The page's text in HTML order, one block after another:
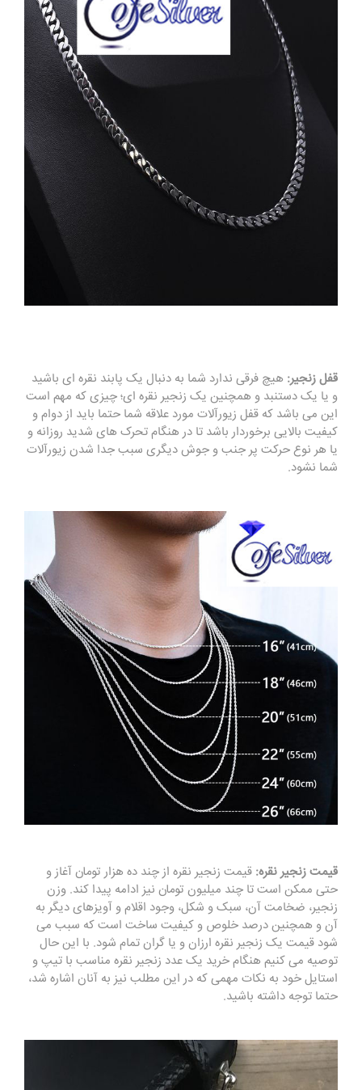
قفلزنجیر: هیچ فرقی ندارد شما به دنبال یک پابند نقره ای باشید
و یا یک دستنبد و همچنین یک زنجیر نقره ای؛ چیزی که مهم است
این می باشد که قفل زیورآلات مورد علاقه شما حتما باید از دوام و
کیفیت بالایی برخوردار باشد تا در هنگام تحرک های شدید روزانه و
یا هر نوع حرکت پر جنب و جوش دیگری سبب جدا شدن زیورآلات
شما نشود.
قیمت زنجیر نقره: قیمت زنجیر نقره از چند ده هزار تومان آغاز و
حتی ممکن است تا چند میلیون تومان نیز ادامه پیدا کند. وزن
زنجیر، ضخامت آن، سبک و شکل، وجود اقلام و آویزهای دیگر به
آن و همچنین درصد خلوص و کیفیت ساخت است که سبب می
شود قیمت یک زنجیر نقره ارزان و یا گران تمام شود. با این حال
توصیه می کنیم هنگام خرید یک عدد زنجیر نقره مناسب با تیپ و
استایل خود به نکات مهمی که در این مطلب نیز به آنان اشاره شد،
حتما توجه داشته باشید.